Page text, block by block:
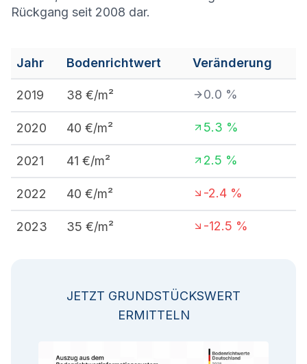
Rückgang seit 2008 dar.
Jahr Bodenrichtwert Veränderung
2019 38 €/m² 0.0 %
2020 40 €/m² 5.3 %
2021 41 €/m² 2.5 %
2022 40 €/m² -2.4 %
2023 35 €/m² -12.5 %
JETZT GRUNDSTÜCKSWERT
ERMITTELN